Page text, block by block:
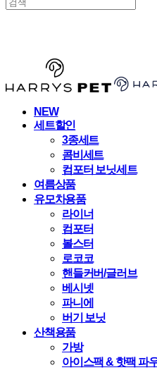
NEW
세트할인
3종세트
콤비세트
컴포터 보닛세트
여름상품
유모차용품
라이너
컴포터
볼스터
로코코
핸들커버/글러브
베시넷
파니에
버기 보닛
산책용품
가방
아이스팩 & 핫팩 파